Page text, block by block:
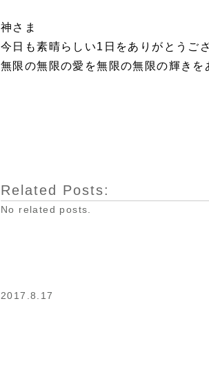
神さま
今日も素晴らしい1日をありがとうご
無限の無限の愛を無限の無限の輝きを
Related Posts:
No related posts.
2017.8.17